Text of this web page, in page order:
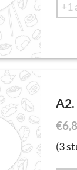
+1
€
(3